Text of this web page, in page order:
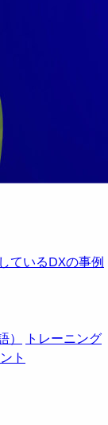
ているDXの事例
トレーニング
ト